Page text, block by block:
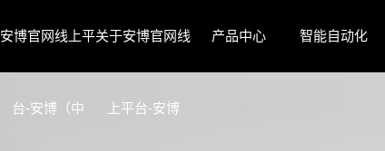
安博官网线上平
台-安博（中
关于安博官网线
上平台-安博
产品中心 智能自动化